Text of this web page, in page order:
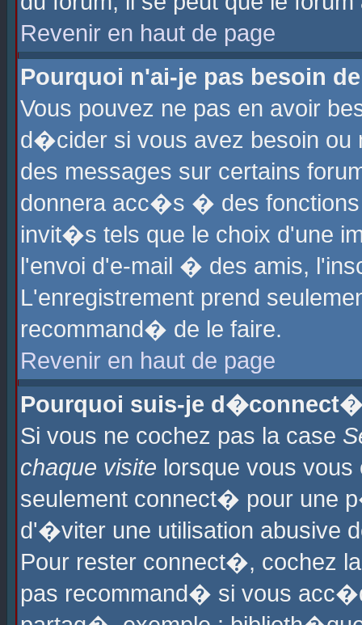
Revenir en haut de page
Pourquoi n'ai-je pas besoin
Vous pouvez ne pas en avoir
d�cider si vous avez besoin ou
des messages sur certains
donnera acc�s � des fonctions
invit�s tels que le choix d'une
l'envoi d'e-mail � des amis,
L'enregistrement prend
recommand� de le faire.
Revenir en haut de page
Pourquoi suis-je
Si vous ne cochez pas la case
chaque visite lorsque vous
seulement connect� pour une
d'�viter une utilisation abusive
Pour rester connect�, cochez
pas recommand� si vous